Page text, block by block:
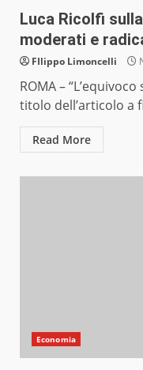
Luca Ricolfi
moderati e
FIlippo Limoncelli
ROMA –
titolo dell’articolo a
Read More
Economia